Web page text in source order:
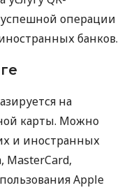
успешной операции
банков.
на
карты. Можно
и иностранных
MasterCard,
Apple